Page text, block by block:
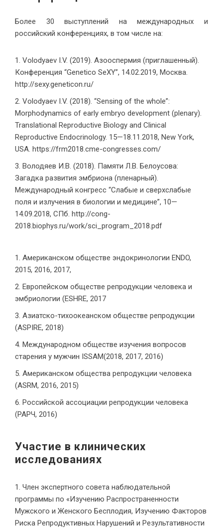
Более 30 выступлений на международных и
российский конференциях, в том числе на:
Volodyaev I.V. (2019). Азооспермия (приглашенный).
Конференция “Genetico SeXY”, 14.02.2019, Москва.
http://sexy.geneticon.ru/
Volodyaev I.V. (2018). “Sensing of the whole”:
Morphodynamics of early embryo development (plenary).
Translational Reproductive Biology and Clinical
Reproductive Endocrinology. 15—18.11.2018, New York,
USA. https://frm2018.cme-congresses.com/
Володяев И.В. (2018). Памяти Л.В. Белоусова:
Загадка развития эмбриона (пленарный).
Международный конгресс “Слабые и сверхслабые
поля и излучения в биологии и медицине”, 10—
14.09.2018, СПб. http://cong-
2018.biophys.ru/work/sci_program_2018.pdf
Американском обществе эндокринологии ENDO,
2015, 2016, 2017,
Европейском обществе репродукции человека и
эмбриологии (ESHRE, 2017
Азиатско-тихоокеанском обществе репродукции
(ASPIRE, 2018)
Международном обществе изучения вопросов
старения у мужчин ISSAM(2018, 2017, 2016)
Американском общества репродукции человека
(ASRM, 2016, 2015)
Российской ассоциации репродукции человека
(РАРЧ, 2016)
Участие в клинических
исследованиях
Член экспертного совета наблюдательной
программы по «Изучению Распространенности
Мужского и Женского Бесплодия, Изучению Факторов
Риска Репродуктивных Нарушений и Результативности